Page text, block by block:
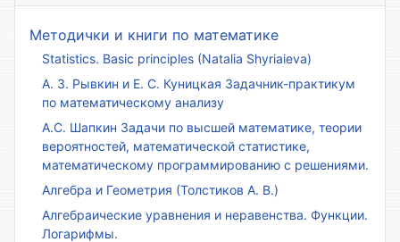
Методички и книги по математике
Statistics. Basic principles (Natalia Shyriaieva)
А. З. Рывкин и Е. С. Куницкая Задачник-практикум
по математическому анализу
А.С. Шапкин Задачи по высшей математике, теории
вероятностей, математической статистике,
математическому программированию с решениями.
Алгебра и Геометрия (Толстиков А. В.)
Алгебраические уравнения и неравенства. Функции.
Логарифмы.